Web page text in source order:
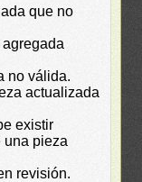
que no
no válida.
actualizada
existir
una pieza
revisión.